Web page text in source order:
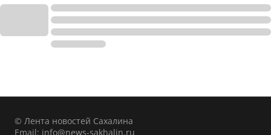
© Лента новостей Сахалина
Email: info@news-sakhalin.ru